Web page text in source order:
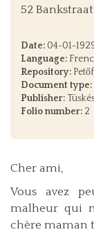
52
Date: 04-01-
Language:
Repository:
Document type:
Publisher:
Folio number: 2
Cher ami,
Vous avez
malheur qui
chère maman